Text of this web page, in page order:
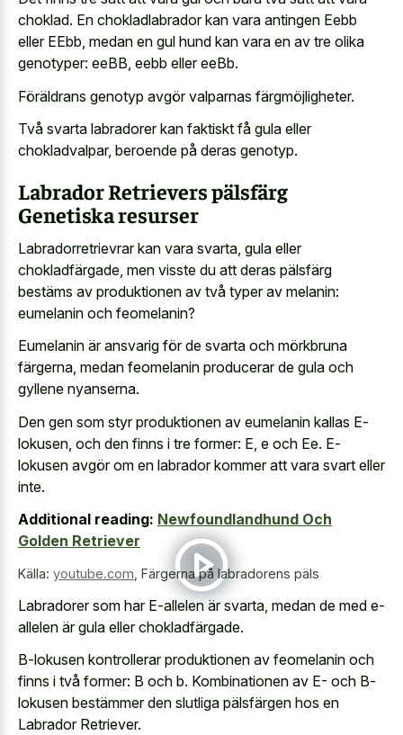
choklad. En chokladlabrador kan vara antingen Eebb
eller EEbb, medan en gul hund kan vara en av tre olika
genotyper: eeBB, eebb eller eeBb.
Föräldrans genotyp avgör valparnas färgmöjligheter.
Två svarta labradorer kan faktiskt få gula eller
chokladvalpar, beroende på deras genotyp.
Labrador Retrievers pälsfärg
Genetiska resurser
Labradorretrievrar kan vara svarta, gula eller
chokladfärgade, men visste du att deras pälsfärg
bestäms av produktionen av två typer av melanin:
eumelanin och feomelanin?
Eumelanin är ansvarig för de svarta och mörkbruna
färgerna, medan feomelanin producerar de gula och
gyllene nyanserna.
Den gen som styr produktionen av eumelanin kallas E-
lokusen, och den finns i tre former: E, e och Ee. E-
lokusen avgör om en labrador kommer att vara svart eller
inte.
Additional reading: Newfoundlandhund Och
Golden Retriever
Källa: youtube.com Färgerna på labradorens päls
Labradorer som har E-allelen är svarta, medan de med e-
allelen är gula eller chokladfärgade.
B-lokusen kontrollerar produktionen av feomelanin och
finns i två former: B och b. Kombinationen av E- och B-
lokusen bestämmer den slutliga pälsfärgen hos en
Labrador Retriever.